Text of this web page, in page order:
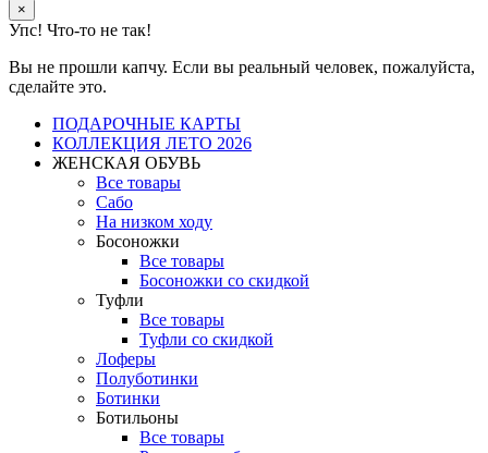
×
Упс! Что-то не так!
Вы не прошли капчу. Если вы реальный человек, пожалуйста,
сделайте это.
ПОДАРОЧНЫЕ КАРТЫ
КОЛЛЕКЦИЯ ЛЕТО 2026
ЖЕНСКАЯ ОБУВЬ
Все товары
Сабо
На низком ходу
Босоножки
Все товары
Босоножки со скидкой
Туфли
Все товары
Туфли со скидкой
Лоферы
Полуботинки
Ботинки
Ботильоны
Все товары